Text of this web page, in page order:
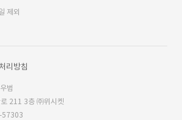
제외
리방침
범
211 3층 ㈜위시켓
57303